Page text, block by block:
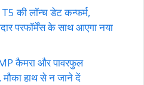
की लॉन्च डेट कन्फर्म,
परफॉर्मेंस के साथ आएगा नया
कैमरा और पावरफुल
मौका हाथ से न जाने दें